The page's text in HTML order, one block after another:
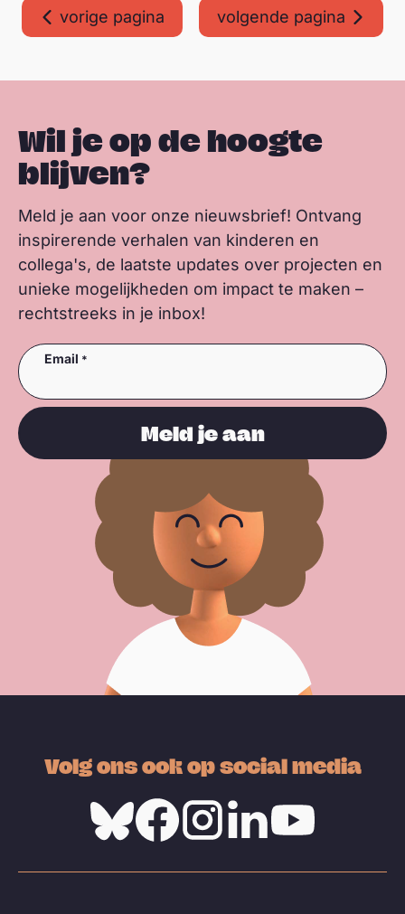
vorige pagina volgende pagina
Wil je op de hoogte
blijven?
Meld je aan voor onze nieuwsbrief! Ontvang
inspirerende verhalen van kinderen en
collega's, de laatste updates over projecten en
unieke mogelijkheden om impact te maken –
rechtstreeks in je inbox!
Email
Meld je aan
Volg ons ook op social media